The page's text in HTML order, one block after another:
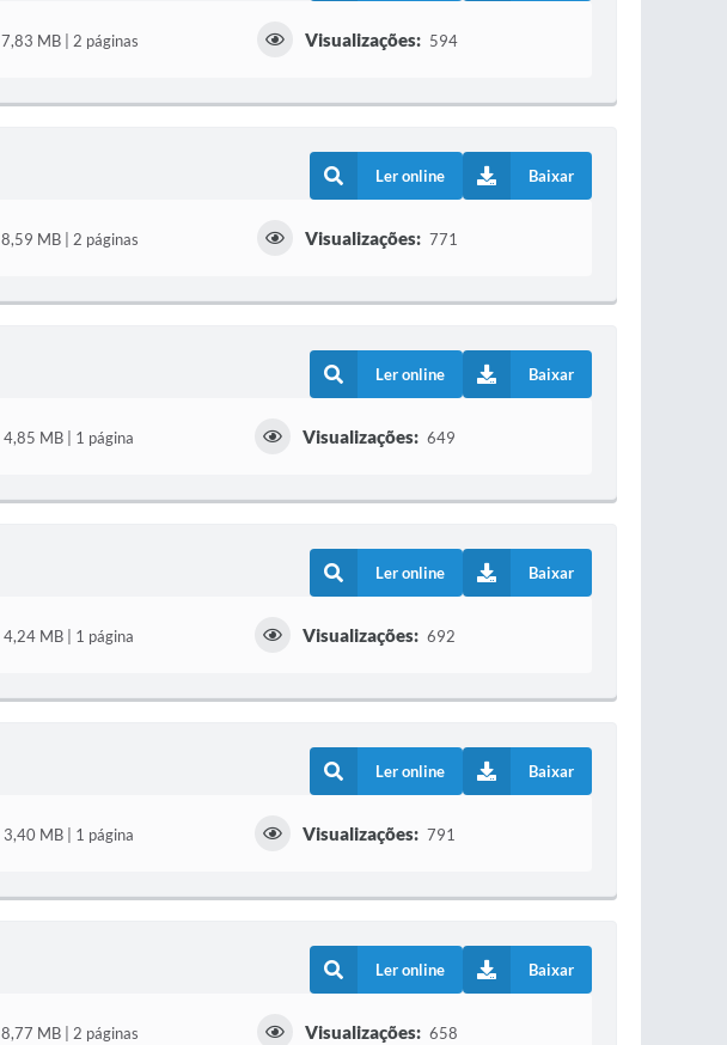
7,83 MB | 2 páginas Visualizações: 594
Ler online Baixar
8,59 MB | 2 páginas Visualizações: 771
Ler online Baixar
4,85 MB | 1 página Visualizações: 649
Ler online Baixar
4,24 MB | 1 página Visualizações: 692
Ler online Baixar
3,40 MB | 1 página Visualizações: 791
Ler online Baixar
8,77 MB | 2 páginas Visualizações: 658